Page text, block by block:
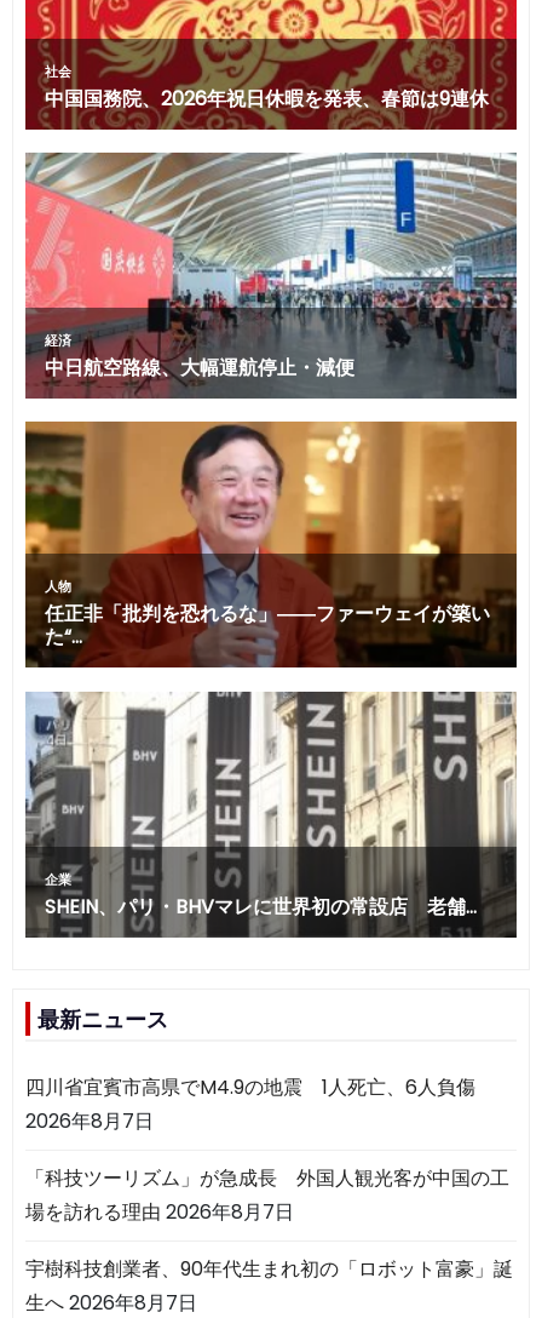
最新ニュース
四川省宜賓市高県でM4.9の地震 1人死亡、6人負傷
2026年8月7日
「科技ツーリズム」が急成長 外国人観光客が中国の工
場を訪れる理由 2026年8月7日
宇樹科技創業者、90年代生まれ初の「ロボット富豪」誕
生へ2026年8月7日